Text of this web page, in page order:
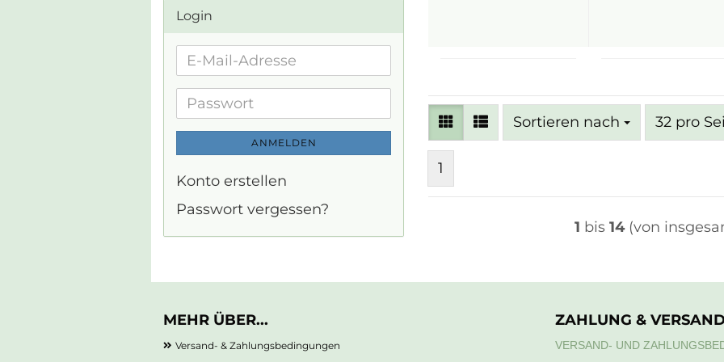
Sortieren nach
Sortieren nach 32 pro
pro Seite
1
1 bis 14(von
Login
E-
Adresse
Passwort
ANMELDEN
Konto erstellen
Passwort vergessen?
MEHR ÜBER...
Versand- & Zahlungsbedingungen
ZAHLUNG &
VERSAND- UND